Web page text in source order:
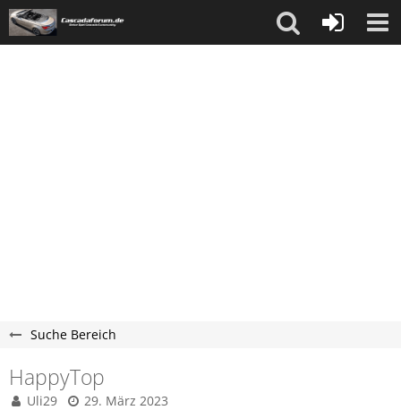
Suche Bereich
HappyTop
Uli29
29. März 2023